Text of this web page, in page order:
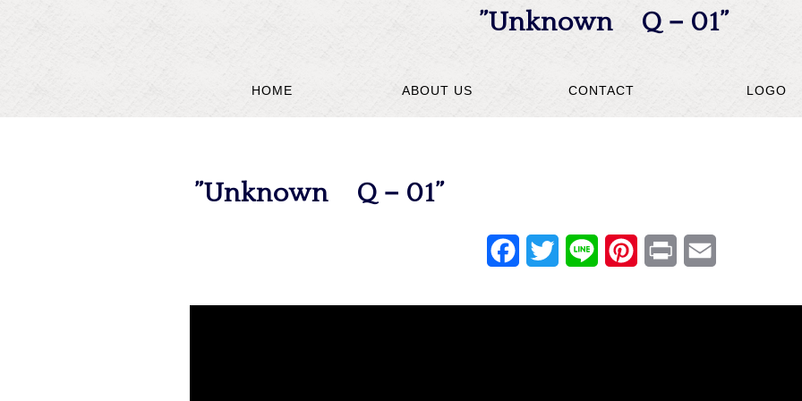
”Unknown Q－01”
HOME ABOUT US CONTACT LOGO
”Unknown Q－01”
Facebook
Twitter Line Pinterest
Print